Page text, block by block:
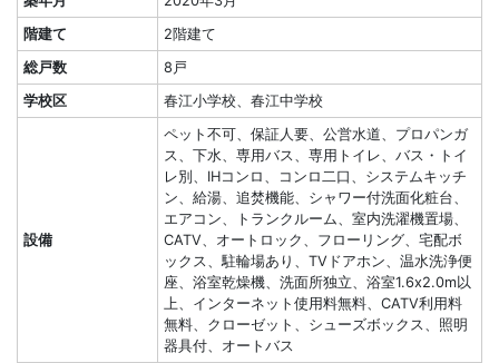
階建て
2階建て
総戸数
8戸
学校区
春江小学校、春江中学校
設備
ペット不可、保証人要、公営水道、プロパンガ
ス、下水、専用バス、専用トイレ、バス・トイ
レ別、IHコンロ、コンロ二口、システムキッチ
ン、給湯、追焚機能、シャワー付洗面化粧台、
エアコン、トランクルーム、室内洗濯機置場、
CATV、オートロック、フローリング、宅配ボ
ックス、駐輪場あり、TVドアホン、温水洗浄便
座、浴室乾燥機、洗面所独立、浴室1.6x2.0m以
上、インターネット使用料無料、CATV利用料
無料、クローゼット、シューズボックス、照明
器具付、オートバス